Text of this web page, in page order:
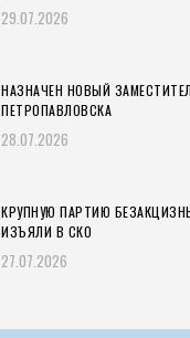
29.07.2026
НАЗНАЧЕН НОВЫЙ
ПЕТРОПАВЛОВСКА
28.07.2026
КРУПНУЮ ПАРТИЮ
ИЗЪЯЛИ В СКО
27.07.2026